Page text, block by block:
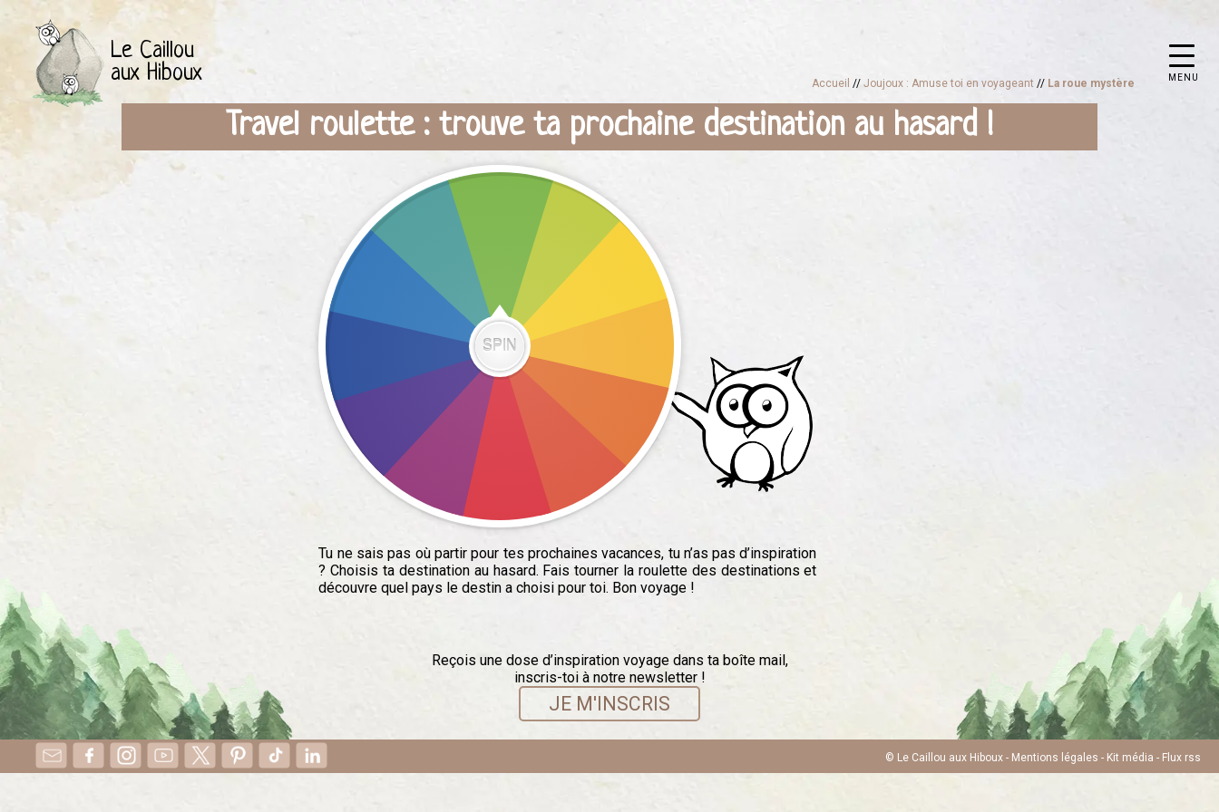
MENU
Le Caillou
aux Hiboux
Accueil //Joujoux : Amuse toi en voyageant // La roue mystère
Travel roulette : trouve ta prochaine destination au hasard !
Tu ne sais pas où partir pour tes prochaines vacances, tu n’as pas d’inspiration
? Choisis ta destination au hasard. Fais tourner la roulette des destinations et
découvre quel pays le destin a choisi pour toi. Bon voyage !
Reçois une dose d’inspiration voyage dans ta boîte mail,
inscris-toi à notre newsletter !
JE M'INSCRIS
© Le Caillou aux Hiboux - Mentions légales - Kit média - Flux rss